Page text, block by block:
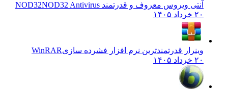
آنتی ویروس معروف و قدرتمند NOD32 NOD32 Antivirus
۲۰ خرداد ۱۴۰۵
وینرار قدرتمندترین نرم افزار فشرده سازیWinRAR
۲۰ خرداد ۱۴۰۵